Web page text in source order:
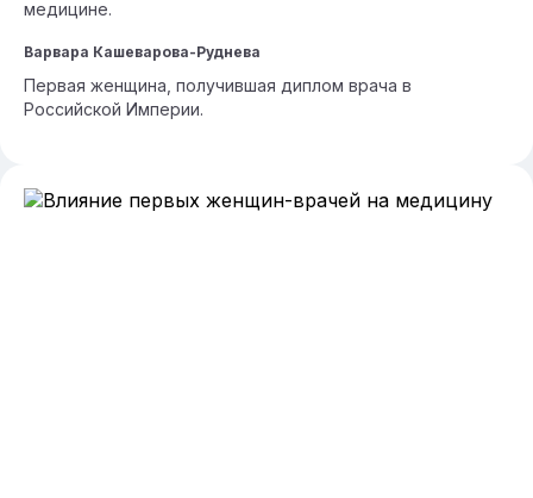
медицине.
Варвара Кашеварова-Руднева
Первая женщина, получившая диплом врача в
Российской Империи.